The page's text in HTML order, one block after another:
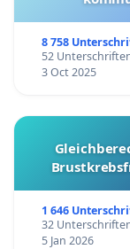
8 758
52
3 Oct 2025
1 646
32
5 Jan 2026